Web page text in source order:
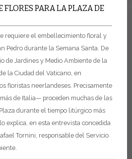
PARA LA PLAZA DE
requiere el embellecimiento floral y
Pedro durante la Semana Santa. De
de Jardines y Medio Ambiente de la
la Ciudad del Vaticano, en
floristas neerlandeses. Precisamente
de Italia— proceden muchas de las
durante el tiempo litúrgico más
explica, en esta entrevista concedida
Tornini, responsable del Servicio